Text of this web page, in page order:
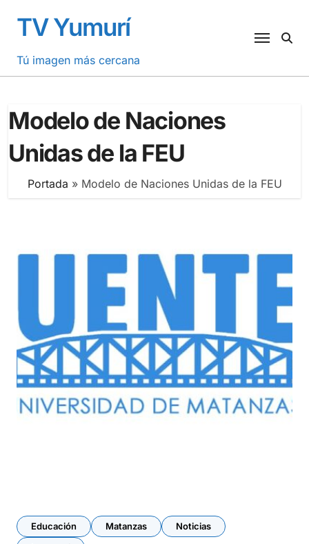
contenido
TV Yumurí
Tú imagen más cercana
Modelo de Naciones
Unidas de la FEU
Portada » Modelo de Naciones Unidas de la FEU
Educación Matanzas
Noticias